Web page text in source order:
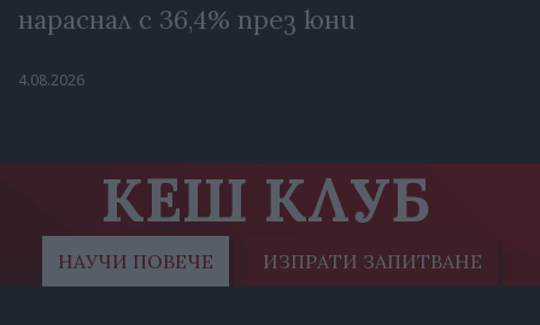
нараснал с 36,4% през юни
4.08.2026
КЕШ КЛУБ
НАУЧИ ПОВЕЧЕ ИЗПРАТИ ЗАПИТВАНЕ